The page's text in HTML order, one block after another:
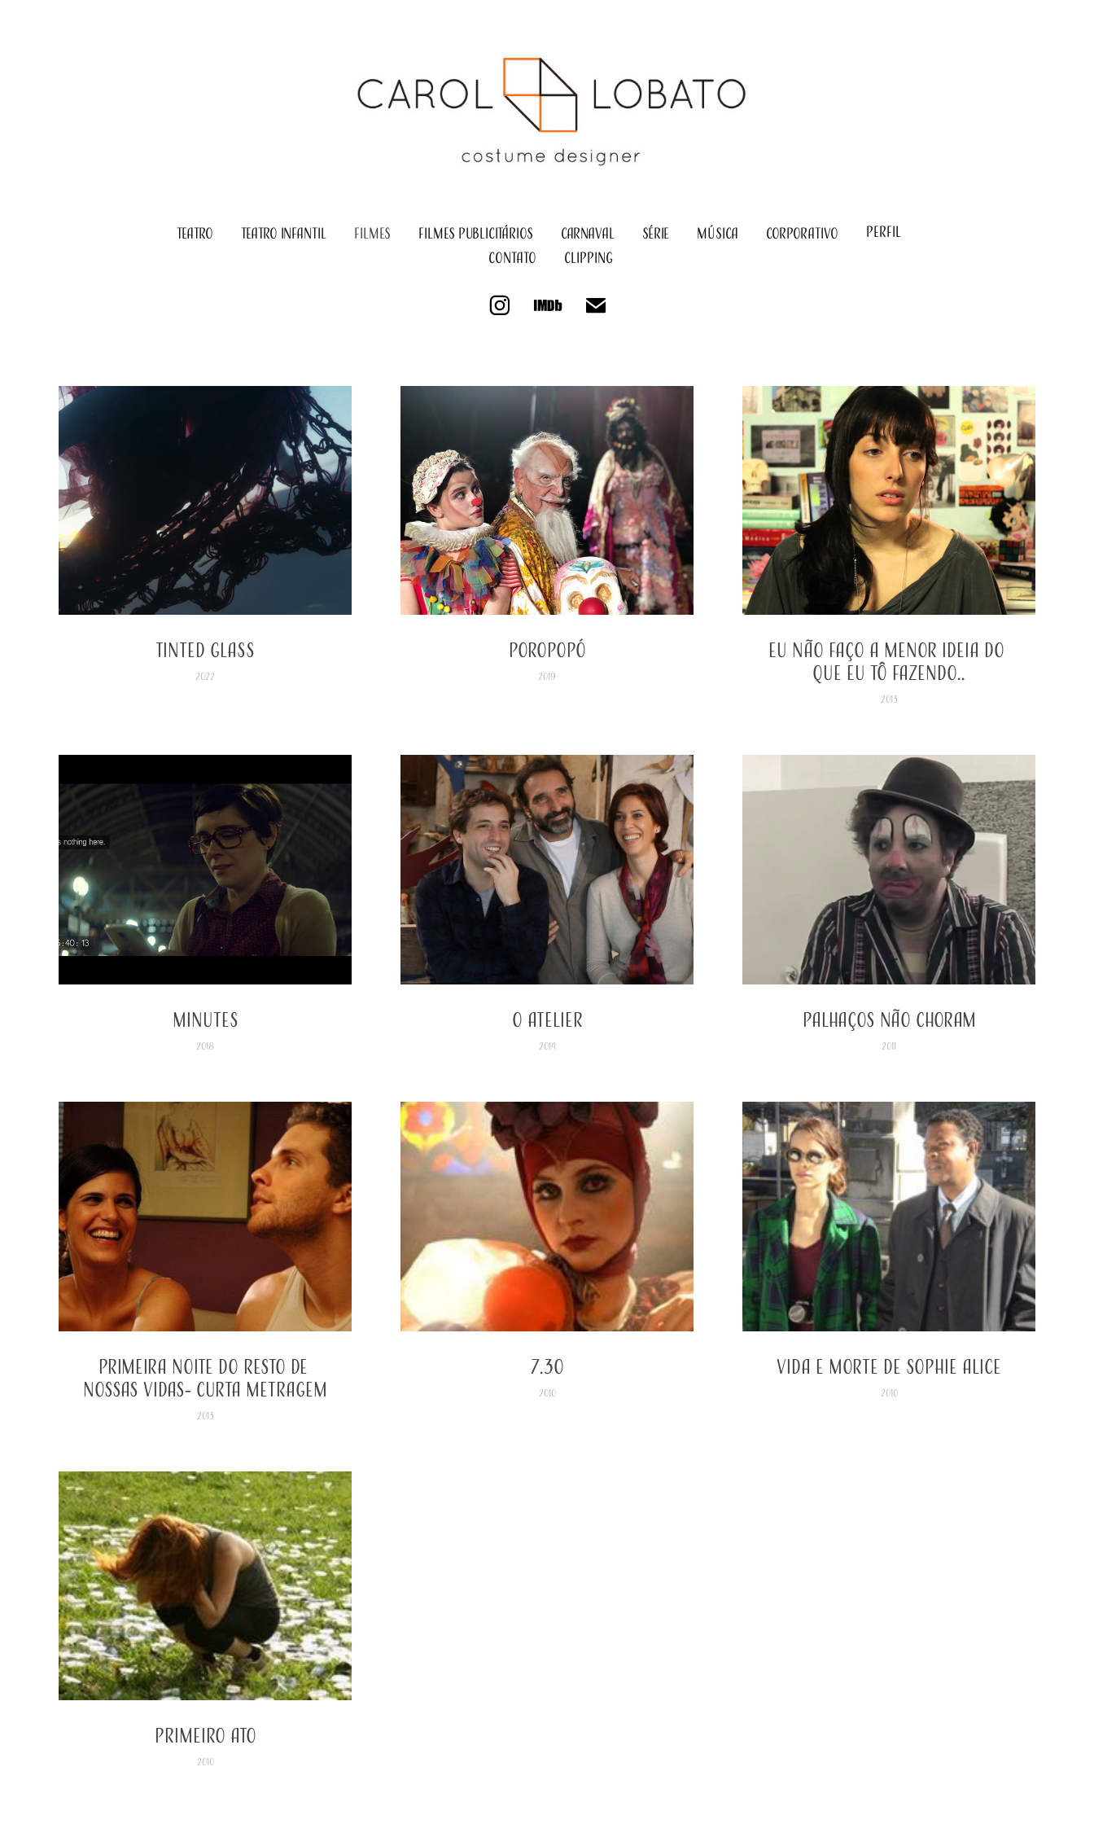
TEATRO TEATRO INFANTIL FILMES FILMES PUBLICITÁRIOS CARNAVAL SÉRIE MÚSICA CORPORATIVO
Perfil
contato
clipping
Tinted Glass
2022
Poropopó
2019
Eu não faço a menor ideia do
que eu tô fazendo..
2013
Minutes
2018
O Atelier
2014
PALHAÇOS NÃO CHORAM
2011
PRIMEIRA NOITE DO RESTO DE
NOSSAS VIDAS- curta metragem
2013
7.30
2010
Vida e Morte de Sophie Alice
2010
Primeiro Ato
2010